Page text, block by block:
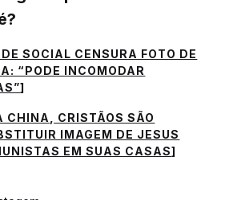
SOCIAL CENSURA FOTO DE
“PODE INCOMODAR
]
CHINA, CRISTÃOS SÃO
IMAGEM DE JESUS
EM SUAS CASAS]